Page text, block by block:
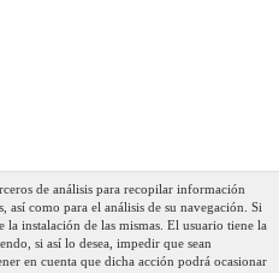
CARRITO
de análisis para recopilar información
como para el análisis de su navegación. Si
instalación de las mismas. El usuario tiene la
si así lo desea, impedir que sean
en cuenta que dicha acción podrá ocasionar